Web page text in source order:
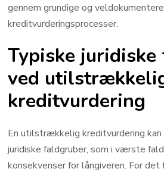
gennem grundige og
kreditvurderingsprocesser.
Typiske
ved
kreditvurdering
En utilstrækkelig kreditvurdering
juridiske faldgruber, som i værste
konsekvenser for långiveren. For